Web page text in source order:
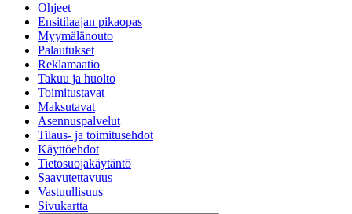
Ohjeet
Ensitilaajan pikaopas
Myymälänouto
Palautukset
Reklamaatio
Takuu ja huolto
Toimitustavat
Maksutavat
Asennuspalvelut
Tilaus- ja toimitusehdot
Käyttöehdot
Tietosuojakäytäntö
Saavutettavuus
Vastuullisuus
Sivukartta